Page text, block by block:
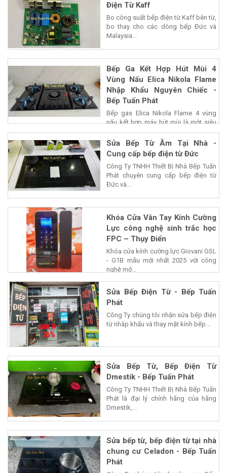
Điện Từ Kaff
Bo công suất bếp điện từ Kaff bên từ,
bo thay cho các dòng bếp Đức và
Malaysia...
Bếp Ga Kết Hợp Hút Mùi 4
Vùng Nấu Elica Nikola Flame
Nhập Khẩu Nguyên Chiếc -
Bếp Tuấn Phát
Bếp gas Elica Nikola Flame 4 vùng
nấu kết hợp máy hút mùi là một siêu
phẩm của...
Sửa Bếp Từ Âm Tại Nhà -
Cung cấp bếp điện từ Đức
Công Ty TNHH Thiết Bị Nhà Bếp Tuấn
Phát chuyên cung cấp bếp điện từ
Đức và...
Khóa Cửa Vân Tay Kính Cường
Lực công nghệ sinh trắc học
FPC – Thụy Điển
Khóa cửa kính cường lực Giovani GSL
- G1B mẫu mới nhất 2025 với công
nghệ mở...
Sửa Bếp Điện Từ - Bếp Tuấn
Phát
Công Ty chúng tôi nhận sửa bếp điện
từ nhâp khẩu và thay mặt kính bếp...
Sửa Bếp Từ, Bếp Điện Từ
Dmestik - Bếp Tuấn Phát
Công Ty TNHH Thiết Bị Nhà Bếp Tuấn
Phát là đại lý chính hãng của hãng
Dmestik,...
Sửa bếp từ, bếp điện từ tại nhà
chung cư Celadon - Bếp Tuấn
Phát